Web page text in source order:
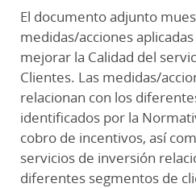
El documento adjunto
medidas/acciones
mejorar la Calidad del
Clientes. Las medidas/
relacionan con los
identificados por la
cobro de incentivos, así
servicios de inversión
diferentes segmentos de